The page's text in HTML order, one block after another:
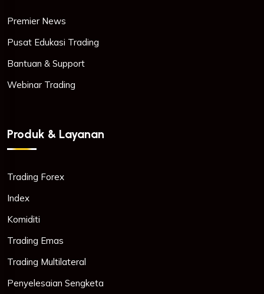
Premier News
Pusat Edukasi Trading
Bantuan & Support
Webinar Trading
Produk & Layanan
Trading Forex
Index
Komiditi
Trading Emas
Trading Multilateral
Penyelesaian Sengketa